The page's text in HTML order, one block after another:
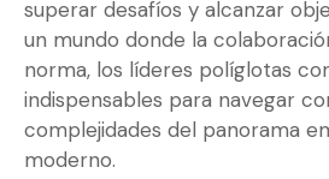
superar desafíos y alcanzar
un mundo donde la
norma, los líderes políglotas
indispensables para navegar
complejidades del panorama
moderno.